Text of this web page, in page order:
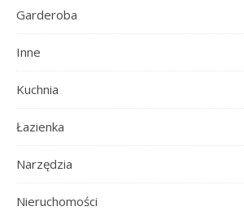
Garderoba
Inne
Kuchnia
Łazienka
Narzędzia
Nieruchomości